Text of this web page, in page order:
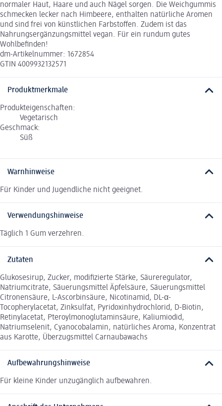
normaler Haut, Haare und auch Nägel sorgen. Die Weichgummis
schmecken lecker nach Himbeere, enthalten natürliche Aromen
und sind frei von künstlichen Farbstoffen. Zudem ist das
Nahrungsergänzungsmittel vegan. Für ein rundum gutes
Wohlbefinden!
dm-Artikelnummer: 1672854
GTIN 4009932132571
Produktmerkmale
Produkteigenschaften:
Vegetarisch
Geschmack:
Süß
Warnhinweise
Für Kinder und Jugendliche nicht geeignet.
Verwendungshinweise
Täglich 1 Gum verzehren.
Zutaten
Glukosesirup, Zucker, modifizierte Stärke, Säureregulator,
Natriumcitrate, Säuerungsmittel Äpfelsäure, Säuerungsmittel
Citronensäure, L-Ascorbinsäure, Nicotinamid, DL-α-
Tocopherylacetat, Zinksulfat, Pyridoxinhydrochlorid, D-Biotin,
Retinylacetat, Pteroylmonoglutaminsäure, Kaliumiodid,
Natriumselenit, Cyanocobalamin, natürliches Aroma, Konzentrat
aus Karotte, Überzugsmittel Carnaubawachs
Aufbewahrungshinweise
Für kleine Kinder unzugänglich aufbewahren.